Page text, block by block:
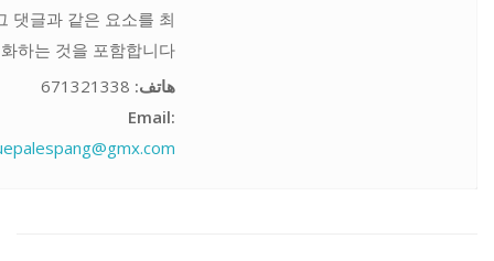
댓글과 같은 요소를 최
하는 것을 포함합니다.
هاتف:
Email: